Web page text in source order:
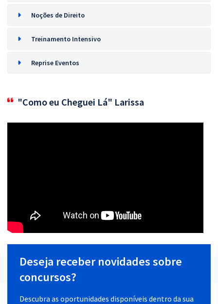
Noções de Direito
Treinamento Intensivo
Reprise Eventos
"Como eu Cheguei Lá" Larissa
Deseja receber novidades sobre
concursos?
Descubra as oportunidades disponíveis dentro da sua